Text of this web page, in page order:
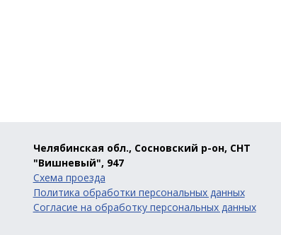
Челябинская обл., Сосновский р-он, СНТ
"Вишневый", 947
Схема проезда
Политика обработки персональных данных
Согласие на обработку персональных данных